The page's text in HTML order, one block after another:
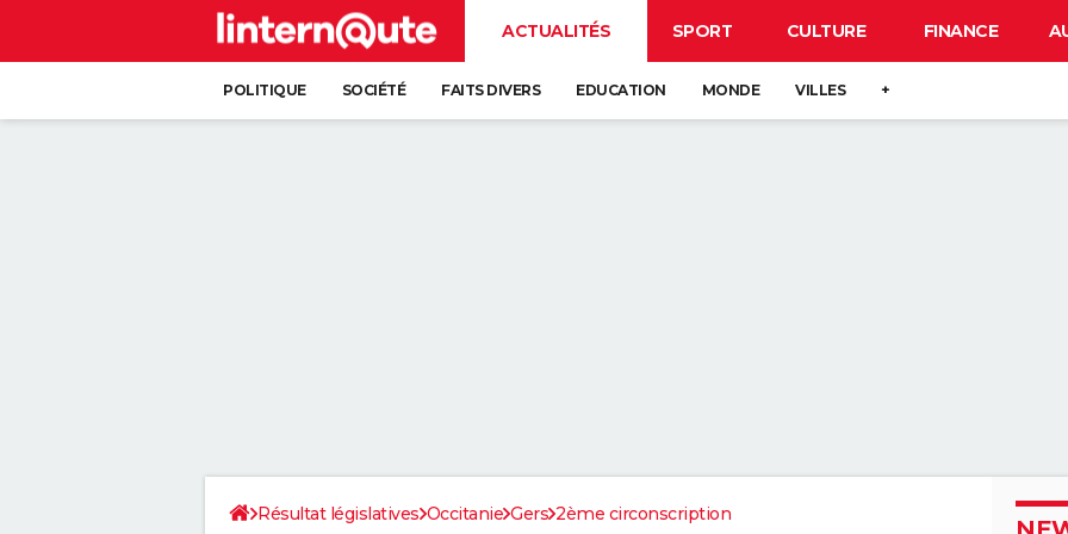
ACTUALITÉS SPORT CULTURE FINANCE
POLITIQUE SOCIÉTÉ FAITS DIVERS EDUCATION MONDE VILLES +
Résultat législatives Occitanie Gers 2ème circonscription